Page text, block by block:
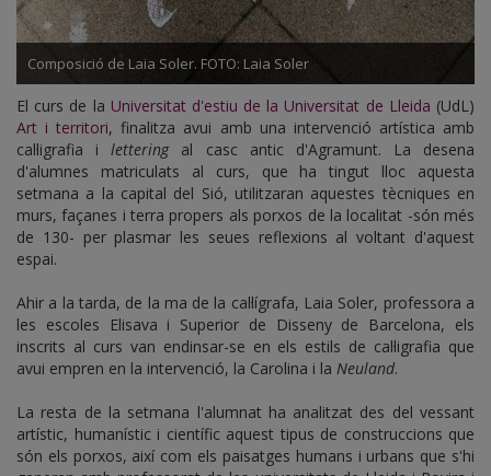
Composició de Laia Soler. FOTO: Laia Soler
El curs de la Universitat d'estiu de la Universitat de Lleida (UdL)
Art i territori, finalitza avui amb una intervenció artística amb
cal·ligrafia ilettering al casc antic d'Agramunt. La desena
d'alumnes matriculats al curs, que ha tingut lloc aquesta
setmana a la capital del Sió, utilitzaran aquestes tècniques en
murs, façanes i terra propers als porxos de la localitat -són més
de 130- per plasmar les seues reflexions al voltant d'aquest
espai.
Ahir a la tarda, de la ma de la cal·lígrafa, Laia Soler, professora a
les escoles Elisava i Superior de Disseny de Barcelona, els
inscrits al curs van endinsar-se en els estils de cal·ligrafia que
avui empren en la intervenció, la Carolina i la Neuland.
La resta de la setmana l'alumnat ha analitzat des del vessant
artístic, humanístic i científic aquest tipus de construccions que
són els porxos, així com els paisatges humans i urbans que s'hi